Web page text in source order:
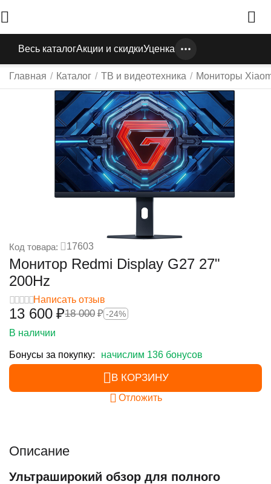
Весь каталогАкции и скидкиУценка
Главная / Каталог / ТВ и видеотехника / Мониторы
Код товара: 17603
Монитор Redmi Display G27 27"
200Hz
Написать отзыв
13 600 ₽18 000 ₽ -24%
В наличии
Бонусы за покупку: начислим 136 бонусов
В КОРЗИНУ
Отложить
Описание
Ультраширокий обзор для полного